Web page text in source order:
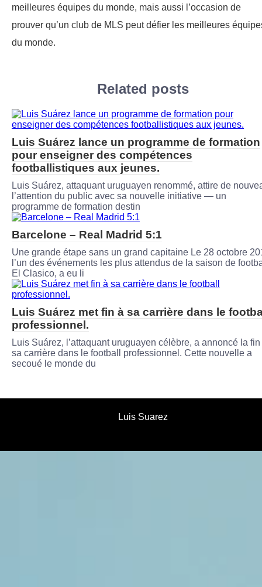
meilleures équipes du monde, mais aussi l’occasion de
prouver qu’un club de MLS peut défier les meilleures
du monde.
Related posts
Luis Suárez lance un programme de formation
pour enseigner des compétences
footballistiques aux jeunes.
Luis Suárez, attaquant uruguayen renommé, attire de
l’attention du public avec sa nouvelle initiative — un
programme de formation destin
Barcelone – Real Madrid 5:1
Une grande étape sans un grand capitaine Le 28 octobre
l’un des événements les plus attendus de la saison de
El Clasico, a eu li
Luis Suárez met fin à sa carrière dans le
professionnel.
Luis Suárez, l’attaquant uruguayen célèbre, a annoncé la
sa carrière dans le football professionnel. Cette nouvelle a
secoué le monde du
Luis Suarez